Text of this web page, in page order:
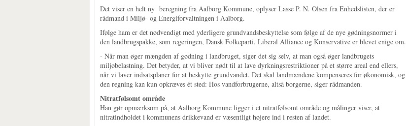
Det viser en helt ny beregning fra Aalborg Kommune, oplyser Lasse P. N. Olsen fra Enhedslisten, der er
rådmand i Miljø- og Energiforvaltningen i Aalborg.
Ifølge ham er det nødvendigt med yderligere grundvandsbeskyttelse som følge af de nye gødningsnormer i
den landbrugspakke, som regeringen, Dansk Folkeparti, Liberal Alliance og Konservative er blevet enige om.
- Når man øger mængden af gødning i landbruget, siger det sig selv, at man også øger landbrugets
miljøbelastning. Det betyder, at vi bliver nødt til at lave dyrkningsrestriktioner på et større areal end ellers,
når vi laver indsatsplaner for at beskytte grundvandet. Det skal landmændene kompenseres for økonomisk, og
den regning kan kun opkræves ét sted: Hos vandforbrugerne, altså borgerne, siger rådmanden.
Nitratfølsomt område
Han gør opmærksom på, at Aalborg Kommune ligger i et nitratfølsomt område og målinger viser, at
nitratindholdet i kommunens drikkevand er væsentligt højere ind i resten af landet.